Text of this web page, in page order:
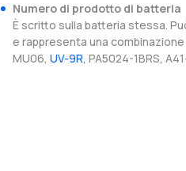
Numero di prodotto di batteria
È scritto sulla batteria stessa.
e rappresenta una combinazione
MU06, UV-9R, PA5024-1BRS,